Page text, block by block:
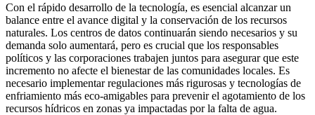
Con el rápido desarrollo de la tecnología, es esencial alcanzar un
balance entre el avance digital y la conservación de los recursos
naturales. Los centros de datos continuarán siendo necesarios y su
demanda solo aumentará, pero es crucial que los responsables
políticos y las corporaciones trabajen juntos para asegurar que este
incremento no afecte el bienestar de las comunidades locales. Es
necesario implementar regulaciones más rigurosas y tecnologías de
enfriamiento más eco-amigables para prevenir el agotamiento de los
recursos hídricos en zonas ya impactadas por la falta de agua.